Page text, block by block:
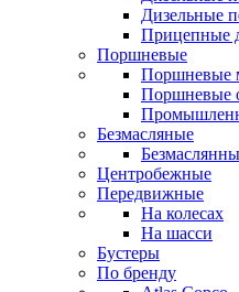
Дизельные
Прицепные
Поршневые
Поршневые
Поршневые
Безмасляные
Центробежные
Передвижные
На колесах
На шасси
Бустеры
По бренду